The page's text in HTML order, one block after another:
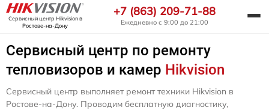
Сервисный центр Hikvisionв
Ростове-на-Дону
+7 (863) 209-71-88
Ежедневно с 9:00 до 21:00
Сервисный центр по ремонту
тепловизоров и камер Hikvision
Сервисный центр выполняет ремонт техники Hikvision в
Ростове-на-Дону. Проводим бесплатную диагностику,